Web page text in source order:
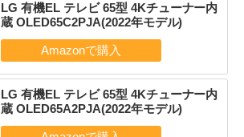
LG 有機EL テレビ 65型 4Kチューナー内
蔵 OLED65C2PJA(2022年モデル)
LG 有機EL テレビ 65型 4Kチューナー内
蔵 OLED65A2PJA(2022年モデル)